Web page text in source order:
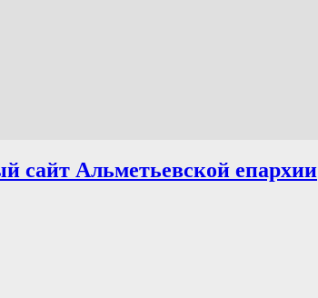
сайт Альметьевской епархии